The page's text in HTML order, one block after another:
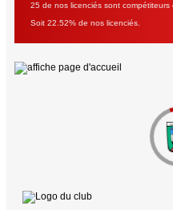
25 de nos licenciés sont compétiteurs
Soit 22.52% de nos licenciés.